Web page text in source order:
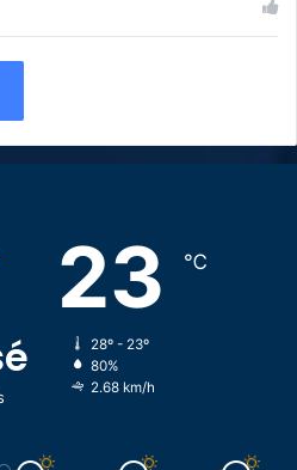
23 ℃
28º - 23º
80%
2.68 km/h